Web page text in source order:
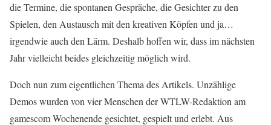
die Termine, die spontanen Gespräche, die Gesichter zu den
Spielen, den Austausch mit den kreativen Köpfen und ja…
irgendwie auch den Lärm. Deshalb hoffen wir, dass im nächsten
Jahr vielleicht beides gleichzeitig möglich wird.
Doch nun zum eigentlichen Thema des Artikels. Unzählige
Demos wurden von vier Menschen der WTLW-Redaktion am
gamescom Wochenende gesichtet, gespielt und erlebt. Aus